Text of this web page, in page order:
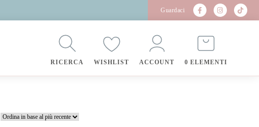
Guardaci
RICERCA WISHLIST ACCOUNT 0 ELEMENTI